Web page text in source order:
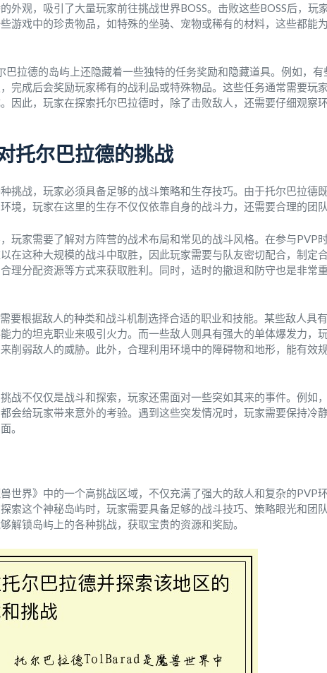
外观，吸引了大量玩家前往挑战世界BOSS。击败这些BOSS后，玩
游戏中的珍贵物品，如特殊的坐骑、宠物或稀有的材料，这些都能
巴拉德的岛屿上还隐藏着一些独特的任务奖励和隐藏道具。例如，
完成后会奖励玩家稀有的战利品或特殊物品。这些任务通常需要玩
因此，玩家在探索托尔巴拉德时，除了击败敌人，还需要仔细观察
托尔巴拉德的挑战
挑战，玩家必须具备足够的战斗策略和生存技巧。由于托尔巴拉德
境，玩家在这里的生存不仅仅依靠自身的战斗力，还需要合理的团队
玩家需要了解对方阵营的战术布局和常见的战斗风格。在参与PVP
在这种大规模的战斗中取胜，因此玩家需要与队友密切配合，制定
理分配资源等方式来获取胜利。同时，适时的撤退和防守也是非常
要根据敌人的种类和战斗机制选择合适的职业和技能。某些敌人具
力的坦克职业来吸引火力。而一些敌人则具有强大的单体爆发力，
削弱敌人的威胁。此外，合理利用环境中的障碍物和地形，能有效
战不仅仅是战斗和探索，玩家还需面对一些突如其来的事件。例如
会给玩家带来意外的考验。遇到这些突发情况时，玩家需要保持冷
。
世界》中的一个高挑战区域，不仅充满了强大的敌人和复杂的PVP
索这个神秘岛屿时，玩家需要具备足够的战斗技巧、策略眼光和团
解锁岛屿上的各种挑战，获取宝贵的资源和奖励。